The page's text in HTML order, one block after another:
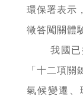
環保署表示
徵答闖關體
我國
「十二項
氣候變遷、